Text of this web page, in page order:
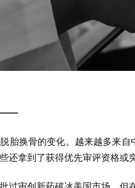
——
胎换骨的变化。越来越多来自
还拿到了获得优先审评资格或